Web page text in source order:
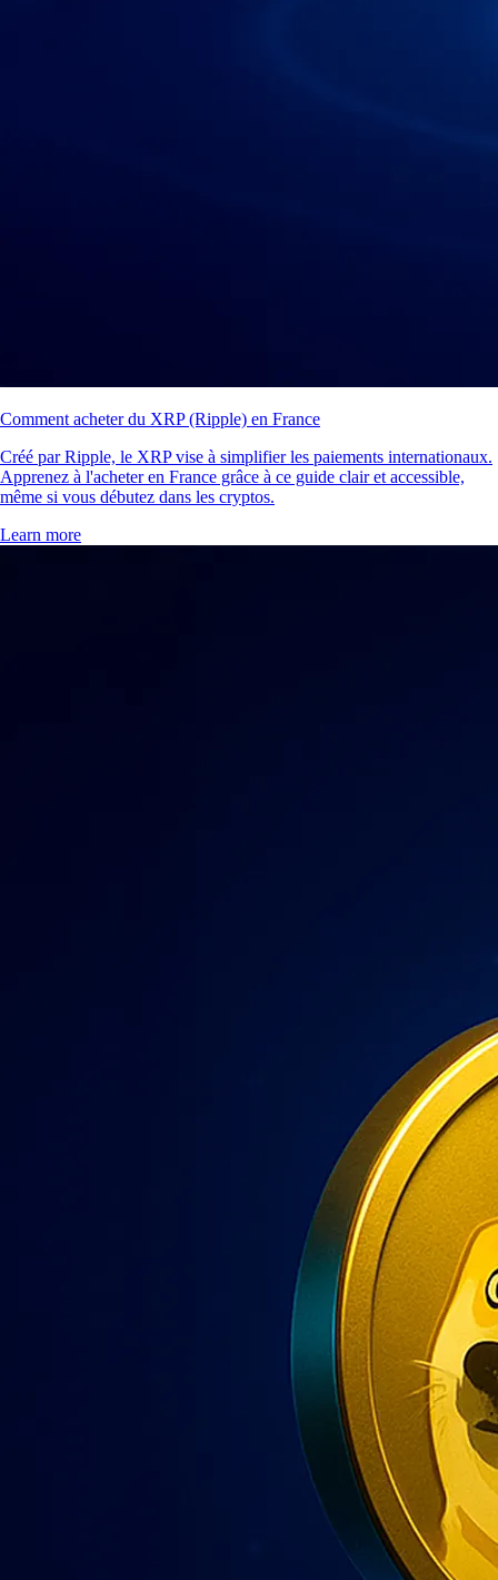
Comment acheter du XRP (Ripple) en France
Créé par Ripple, le XRP vise à simplifier les paiements internationaux.
Apprenez à l'acheter en France grâce à ce guide clair et accessible,
même si vous débutez dans les cryptos.
Learn more